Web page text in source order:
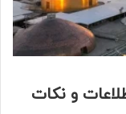
و نکات